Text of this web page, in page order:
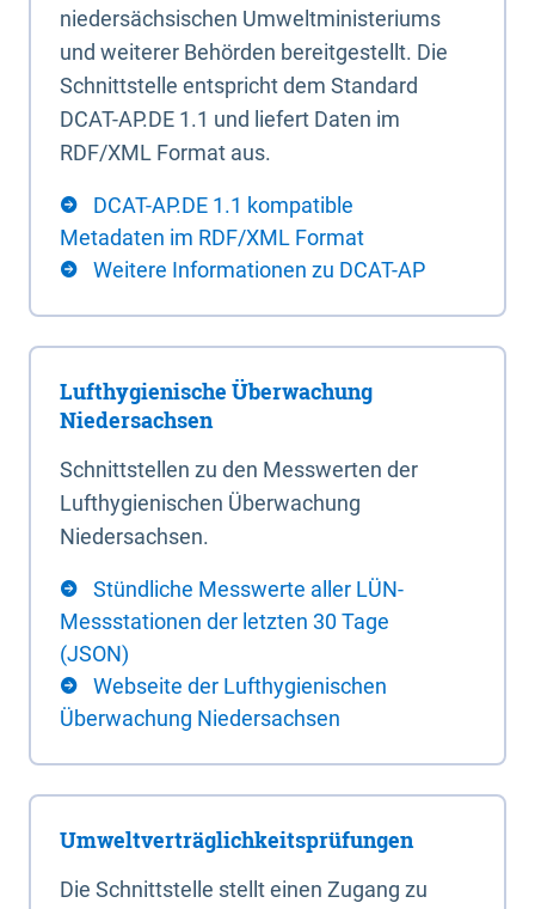
niedersächsischen Umweltministeriums
und weiterer Behörden bereitgestellt. Die
Schnittstelle entspricht dem Standard
DCAT-AP.DE 1.1 und liefert Daten im
RDF/XML Format aus.
DCAT-AP.DE 1.1 kompatible
Metadaten im RDF/XML Format
Weitere Informationen zu DCAT-AP
Lufthygienische Überwachung
Niedersachsen
Schnittstellen zu den Messwerten der
Lufthygienischen Überwachung
Niedersachsen.
Stündliche Messwerte aller LÜN-
Messstationen der letzten 30 Tage
(JSON)
Webseite der Lufthygienischen
Überwachung Niedersachsen
Umweltverträglichkeitsprüfungen
Die Schnittstelle stellt einen Zugang zu